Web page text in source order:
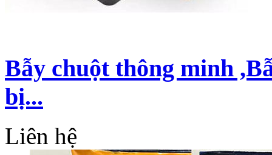
Bẫy chuột thông minh
bị...
Liên hệ